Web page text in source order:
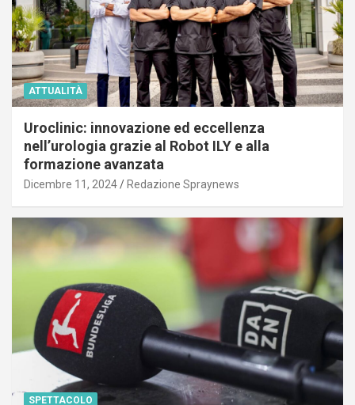
ATTUALITÀ
Uroclinic: innovazione ed eccellenza
nell’urologia grazie al Robot ILY e alla
formazione avanzata
Dicembre 11, 2024 Redazione Spraynews
SPETTACOLO